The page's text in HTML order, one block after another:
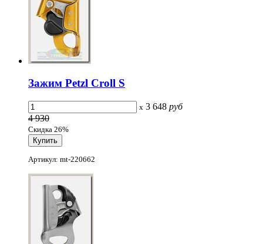
Зажим Petzl Croll S
x 3 648 руб
4 930
Скидка 26%
Артикул: mt-220662